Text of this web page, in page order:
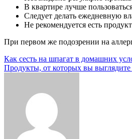
В квартире лучше
Следует делать ежедневную
Не рекомендуется есть
При первом же подозрении на
Навигация
по
Как сесть на шпагат в домашних
Продукты, от которых вы выглядите